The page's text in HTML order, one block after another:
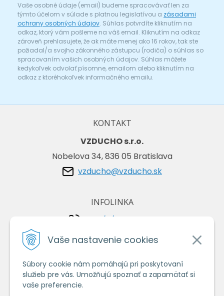
Vaše nastavenie cookies
Súbory cookie nám pomáhajú pri poskytovaní
služieb pre vás. Umožňujú spoznať a zapamätať si
vaše preferencie.
Vaše osobné údaje (email) budeme spracovávať len za
týmto účelom v súlade s platnou legislatívou a zásadami
ochrany osobných údajov. Súhlas potvrdíte kliknutím na
odkaz, ktorý vám pošleme na váš email. Kliknutím na odkaz
zároveň prehlasujete, že ak máte menej ako 16 rokov, tak ste
požiadal/a svojho zákonného zástupcu (rodiča) o súhlas so
spracovaním vašich osobných údajov. Súhlas môžete
kedykoľvek odvolať písomne, emailom alebo kliknutím na
odkaz z ktoréhokoľvek informačného emailu.
KONTAKT
VZDUCHO s.r.o.
Nobelova 34, 836 05 Bratislava
vzducho@vzducho.sk
INFOLINKA
+421/2/4464 0134
+421/903 729 042
VŠETKO O NÁKUPE
Obchodné podmienky